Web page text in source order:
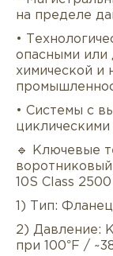
Описание
на пределе
•
опасными или
химической и
• Системы с
циклическими
🔹 Ключевые
10S Class
1) Тип:
2) Давление:
при 100°F /